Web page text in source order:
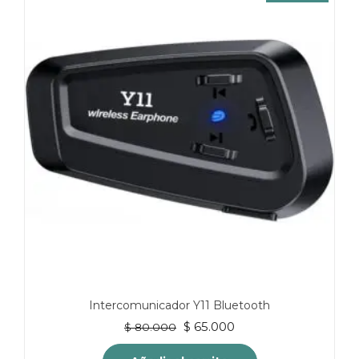
Intercomunicador Y11 Bluetooth
$80.000 El
precio
$ 65.000
precio